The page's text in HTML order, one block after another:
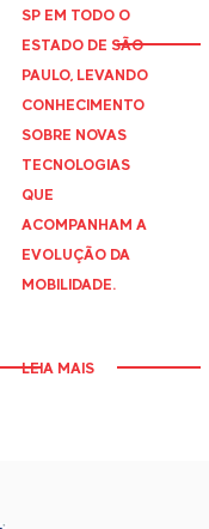
SP EM TODO O
ESTADO DE SÃO
PAULO, LEVANDO
CONHECIMENTO
SOBRE NOVAS
TECNOLOGIAS
QUE
ACOMPANHAM A
EVOLUÇÃO DA
MOBILIDADE.
LEIA MAIS